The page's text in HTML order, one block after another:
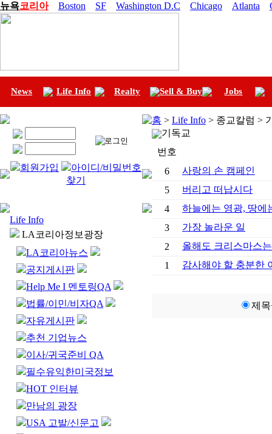
뉴욕코리아 Boston SF Washington D.C Chicago Atlanta
News Life Info Realty Sell & Buy Jobs
회원가입
아이디/비밀번호
찾기
Life Info
LA코리아정보광장
LA코리아뉴스
공지게시판
Help Me I 멘토링QA
법률/이민/비자QA
자유게시판
추천 기업뉴스
이사/귀국준비 QA
필수유익한미국정보
HOT 인터뷰
만남의 광장
USA 고발/신문고
홈 > Life Info > 종교칼럼 >
기독교
번호
6
사랑의 손 캠페인
5
버리고 떠납시다
4
하늘에는 영광, 땅에
3
가장 놀라운 일
2
올해도 크리스마스
1
감사해야 할 충분한
제